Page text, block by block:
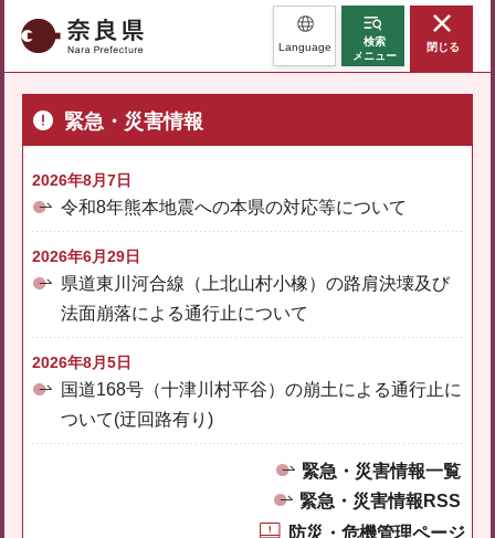
奈良県 Language
検索
メニュー
閉じる
緊急・災害情報
2026年8月7日
令和8年熊本地震への本県の対応等について
2026年6月29日
県道東川河合線（上北山村小橡）の路肩決壊及び
法面崩落による通行止について
2026年8月5日
国道168号（十津川村平谷）の崩土による通行止に
ついて(迂回路有り)
緊急・災害情報一覧
緊急・災害情報RSS
防災・危機管理ページ